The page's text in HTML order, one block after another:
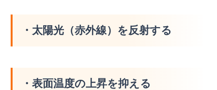
・太陽光（赤外線）を反射する
・表面温度の上昇を抑える